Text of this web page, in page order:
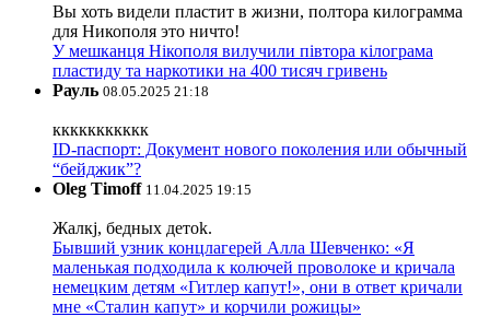
Вы хоть видели пластит в жизни, полтора килограмма
для Никополя это ничто!
У мешканця Нікополя вилучили півтора кілограма
пластиду та наркотики на 400 тисяч гривень
Рауль 08.05.2025 21:18
ккккккккккк
ID-паспорт: Документ нового поколения или обычный
“бейджик”?
Oleg Timoff 11.04.2025 19:15
Жалкj, бедных детok.
Бывший узник концлагерей Алла Шевченко: «Я
маленькая подходила к колючей проволоке и кричала
немецким детям «Гитлер капут!», они в ответ кричали
мне «Сталин капут» и корчили рожицы»